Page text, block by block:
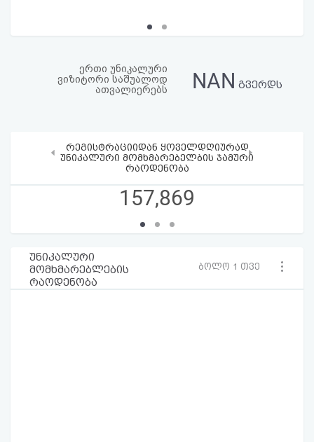
ერთი უნიკალური
ვიზიტორი საშუალოდ
ათვალიერებს
NAN გვერდს
რეგისტრაციიდან ყოველდღიურად
უნიკალური მომხმარებელბის ჯამური
რაოდენობა
157,869
‹ ›
უნიკალური
მომხმარებლების
რაოდენობა
ბოლო 1 თვე